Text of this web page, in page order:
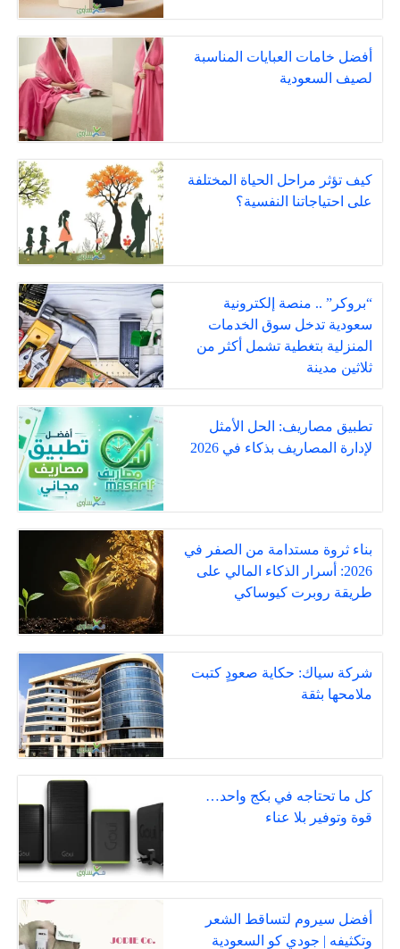
أفضل خامات العبايات المناسبة
لصيف السعودية
كيف تؤثر مراحل الحياة المختلفة
على احتياجاتنا النفسية؟
“بروكر” .. منصة إلكترونية
سعودية تدخل سوق الخدمات
المنزلية بتغطية تشمل أكثر من
ثلاثين مدينة
تطبيق مصاريف: الحل الأمثل
لإدارة المصاريف بذكاء في 2026
بناء ثروة مستدامة من الصفر في
2026: أسرار الذكاء المالي على
طريقة روبرت كيوساكي
شركة سياك: حكاية صعودٍ كتبت
ملامحها بثقة
كل ما تحتاجه في بكج واحد…
قوة وتوفير بلا عناء
أفضل سيروم لتساقط الشعر
وتكثيفه | جودي كو السعودية